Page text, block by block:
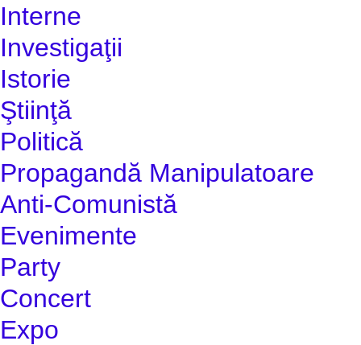
Interne
Investigaţii
Istorie
Ştiinţă
Politică
Propagandă Manipulatoare
Anti-Comunistă
Evenimente
Party
Concert
Expo